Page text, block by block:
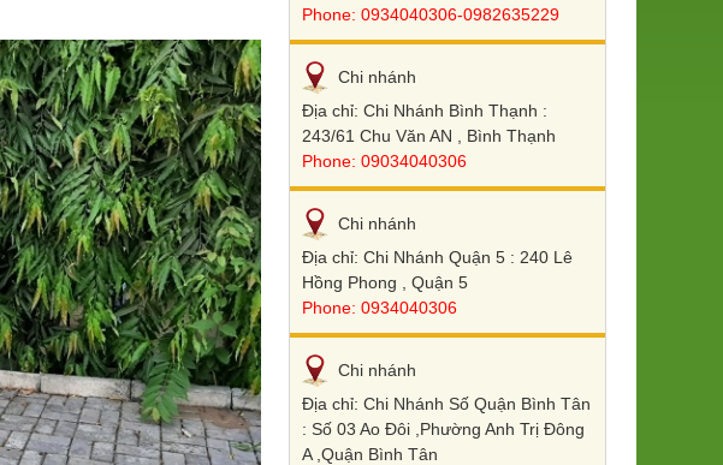
Phone: 0934040306-0982635229
Chi nhánh
Địa chỉ: Chi Nhánh Bình Thạnh :
243/61 Chu Văn AN , Bình Thạnh
Phone: 09034040306
Chi nhánh
Địa chỉ: Chi Nhánh Quận 5 : 240 Lê
Hồng Phong , Quận 5
Phone: 0934040306
Chi nhánh
Địa chỉ: Chi Nhánh Số Quận Bình Tân
: Số 03 Ao Đôi ,Phường Anh Trị Đông
A ,Quận Bình Tân